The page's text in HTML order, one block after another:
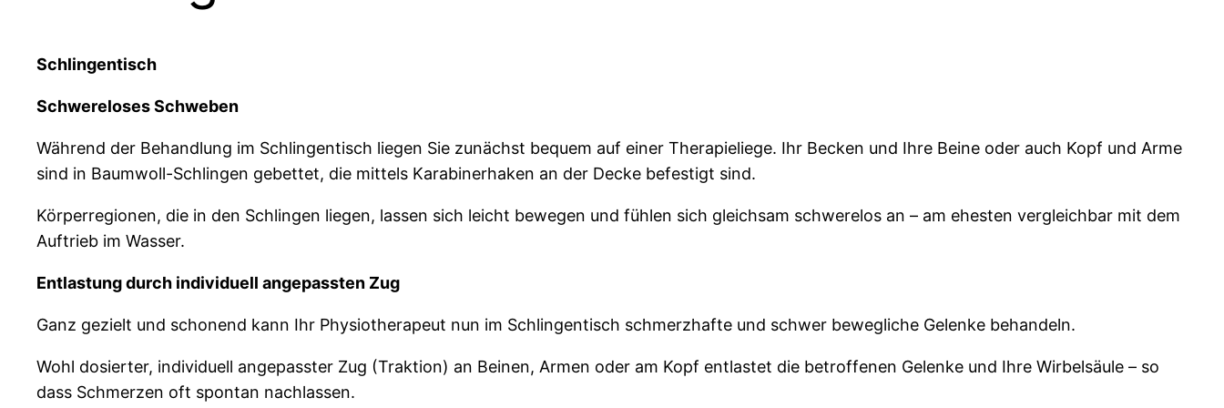
Schlingentisch
Schwereloses Schweben
Während der Behandlung im Schlingentisch liegen Sie zunächst bequem auf einer Therapieliege. Ihr Becken und Ihre Beine oder auch Kopf und Arme
sind in Baumwoll-Schlingen gebettet, die mittels Karabinerhaken an der Decke befestigt sind.
Körperregionen, die in den Schlingen liegen, lassen sich leicht bewegen und fühlen sich gleichsam schwerelos an – am ehesten vergleichbar mit dem
Auftrieb im Wasser.
Entlastung durch individuell angepassten Zug
Ganz gezielt und schonend kann Ihr Physiotherapeut nun im Schlingentisch schmerzhafte und schwer bewegliche Gelenke behandeln.
Wohl dosierter, individuell angepasster Zug (Traktion) an Beinen, Armen oder am Kopf entlastet die betroffenen Gelenke und Ihre Wirbelsäule – so
dass Schmerzen oft spontan nachlassen.